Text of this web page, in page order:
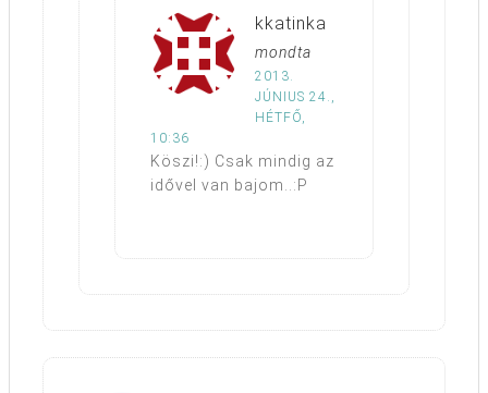
kkatinka
mondta
2013.
JÚNIUS 24.,
HÉTFŐ,
10:36
Köszi!:) Csak mindig az
idővel van bajom..:P